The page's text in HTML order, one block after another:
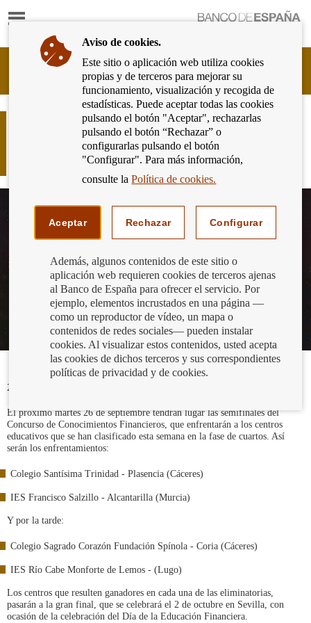
Mostrar
Ir
página
de
inicio
del
Banco
de
España
Cliente
Bancario
Banco
España
Eurosistema,
¡Ya conocemos a los semifinalistas
del Concurso de Conocimientos
Financieros 2023!
22/09/2023
El próximo martes 26 de septiembre tendrán lugar las semifinales del
Concurso de Conocimientos Financieros, que enfrentarán a los centros
educativos que se han clasificado esta semana en la fase de cuartos. Así
serán los enfrentamientos:
Colegio Santísima Trinidad - Plasencia (Cáceres)
IES Francisco Salzillo - Alcantarilla (Murcia)
Y por la tarde:
Colegio Sagrado Corazón Fundación Spínola - Coria (Cáceres)
IES Río Cabe Monforte de Lemos - (Lugo)
Los centros que resulten ganadores en cada una de las eliminatorias,
pasarán a la gran final, que se celebrará el 2 de octubre en Sevilla, con
ocasión de la celebración del Día de la Educación Financiera.
Aviso de cookies.
Este sitio o aplicación web utiliza cookies
propias y de terceros para mejorar su
funcionamiento, visualización y recogida de
estadísticas. Puede aceptar todas las cookies
pulsando el botón "Aceptar", rechazarlas
pulsando el botón “Rechazar” o
configurarlas pulsando el botón
"Configurar". Para más información,
consulte laPolítica de cookies.
Aceptar Rechazar Configurar
Además, algunos contenidos de este sitio o
aplicación web requieren cookies de terceros ajenas
al Banco de España para ofrecer el servicio. Por
ejemplo, elementos incrustados en una página —
como un reproductor de vídeo, un mapa o
contenidos de redes sociales— pueden instalar
cookies. Al visualizar estos contenidos, usted acepta
las cookies de dichos terceros y sus correspondientes
políticas de privacidad y de cookies.